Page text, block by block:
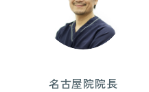
名古屋院院長